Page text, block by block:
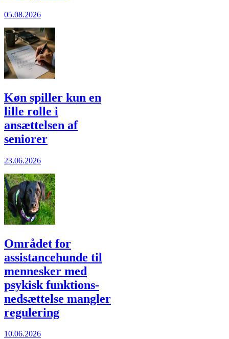
05.08.2026
Køn spiller kun en
lille rolle i
ansættelsen af
seniorer
23.06.2026
Området for
assistance­hunde til
mennesker med
psykisk funktions­
nedsættelse mangler
regulering
10.06.2026